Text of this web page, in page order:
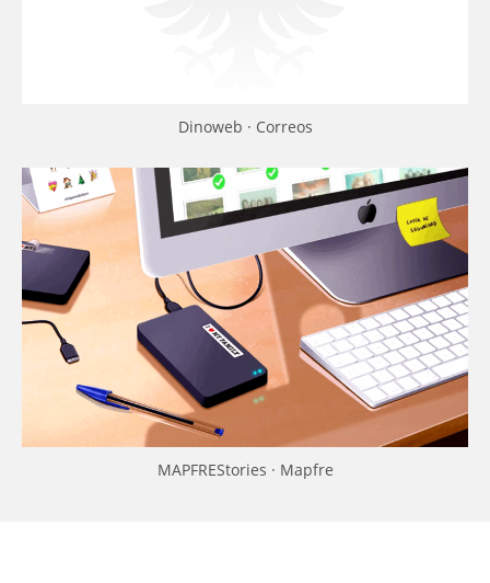
Dinoweb · Correos
MAPFREStories · Mapfre